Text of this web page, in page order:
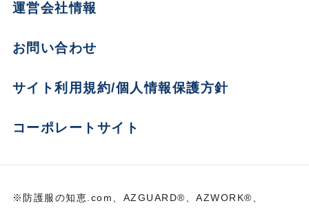
運営会社情報
お問い合わせ
サイト利用規約/個人情報保護方針
コーポレートサイト
※防護服の知恵.com、AZGUARD®、AZWORK®、